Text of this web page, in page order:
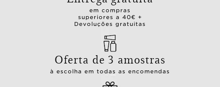
em compras
superiores a 40€ +
Devoluções gratuitas
Oferta de 3 amostras
à escolha em todas as encomendas